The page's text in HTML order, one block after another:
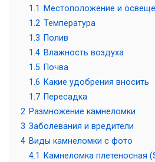
1.1
Местоположение и
1.2 Температура
1.3 Полив
1.4 Влажность воздуха
1.5 Почва
1.6 Какие удобрения вносить
1.7 Пересадка
2 Размножение камнеломки
3 Заболевания и вредители
4 Виды камнеломки с фото
4.1
Камнеломка плетеносная